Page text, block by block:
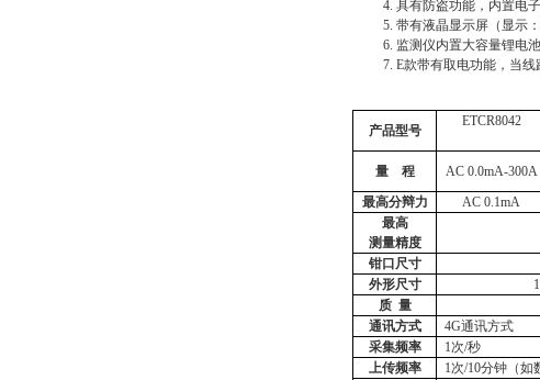
4. 具有防盗功能 ， 内置电
5. 带有液晶显示屏 （显示
6. 监测仪内置大容量锂电
7. E款带有取电功能，当线
产品型号
ETCR8042
量
程 AC 0.0mA-300A
最高分辩力
AC 0.1mA
最高
测量精度
钳口尺寸
外形尺寸
质 量
通讯方式
4G通讯方式
采集频率
1次/秒
上传频率
1次/10分钟（如